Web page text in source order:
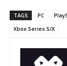
TAGS PC
Xbox Series S/X